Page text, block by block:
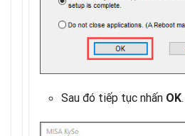
Sau đó tiếp tục nhấn OK.